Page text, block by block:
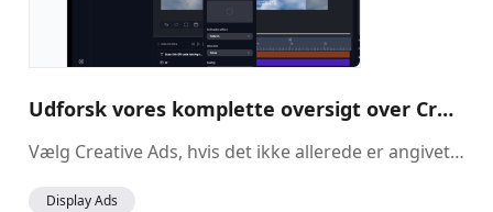
Udforsk vores komplette oversigt over Creative Ads
Vælg Creative Ads, hvis det ikke allerede er angivet som standard. Her finder du alle de annoncer, der er oprettet i kontoen.
Display Ads